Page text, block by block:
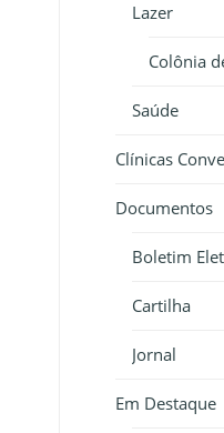
Lazer
Colônia
Saúde
Clínicas
Documentos
Boletim
Cartilha
Jornal
Em Destaque